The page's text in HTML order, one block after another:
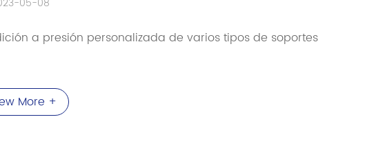
05-08
a presión personalizada de varios tipos de soportes
More +